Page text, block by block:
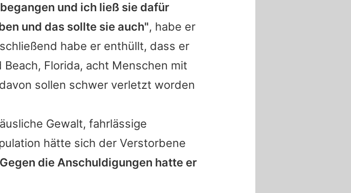
und ich ließ sie dafür
und das sollte sie auch", habe er
habe er enthüllt, dass er
Florida, acht Menschen mit
sollen schwer verletzt worden
Gewalt, fahrlässige
hätte sich der Verstorbene
Gegen die Anschuldigungen hatte er